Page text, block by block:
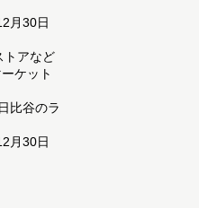
月30日
トアなど
ケット
比谷のラ
月30日